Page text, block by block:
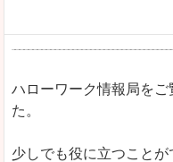
ハローワーク情報局を
た。
少しでも役に立つことが